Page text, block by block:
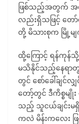
ဖြစ်သည့်အတွက် အပ
လည်းရှိသဖြင့် တေ
တို့ မိသားစုက မြို့
ထို့ကြောင့် ရန်ကု
မသိနိုင်သည့်နေရာ
တွင် စော်ခေါ်ချ
တော့်တွင် ဒီကိစ္စမျိုး
သည့် သူငယ်ချင်းမ
ကလဲ မိန်းကလေး ဖ